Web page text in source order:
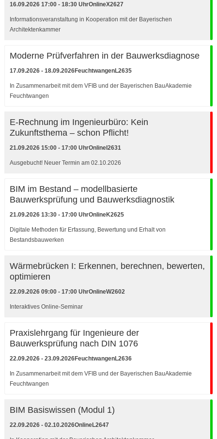
16.09.2026 17:00 - 18:30 UhrOnlineX2627
Informationsveranstaltung in Kooperation mit der Bayerischen
Architektenkammer
Moderne Prüfverfahren in der Bauwerksdiagnose
17.09.2026 - 18.09.2026FeuchtwangenL2635
In Zusammenarbeit mit dem VFIB und der Bayerischen BauAkademie
Feuchtwangen
E-Rechnung im Ingenieurbüro: Kein
Zukunftsthema – schon Pflicht!
21.09.2026 15:00 - 17:00 UhrOnlineI2631
Ausgebucht! Neuer Termin am 02.10.2026
BIM im Bestand – modellbasierte
Bauwerksprüfung und Bauwerksdiagnostik
21.09.2026 13:30 - 17:00 UhrOnlineK2625
Digitale Methoden für Erfassung, Bewertung und Erhalt von
Bestandsbauwerken
Wärmebrücken I: Erkennen, berechnen, bewerten,
optimieren
22.09.2026 09:00 - 17:00 UhrOnlineW2602
Interaktives Online-Seminar
Praxislehrgang für Ingenieure der
Bauwerksprüfung nach DIN 1076
22.09.2026 - 23.09.2026FeuchtwangenL2636
In Zusammenarbeit mit dem VFIB und der Bayerischen BauAkademie
Feuchtwangen
BIM Basiswissen (Modul 1)
22.09.2026 - 02.10.2026OnlineL2647